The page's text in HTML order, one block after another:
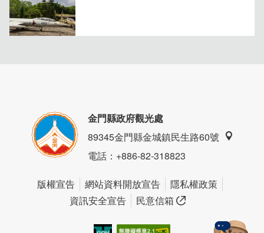
民宿的風味早餐是許多旅人念念不忘的味道，是由民宿主人
親手製作的美味佳餚，舉凡蚵仔麵線、廣東粥...等，特色金
金門縣政府觀光處
89345金門縣金城鎮民生路60號
電話：+886-82-318823
版權宣告 網站資料開放宣告
隱私權政策
資訊安全宣告
民意信箱